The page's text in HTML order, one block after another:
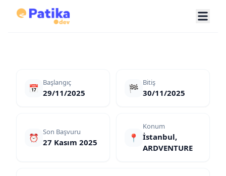
📅
Başlangıç
29/11/2025 🏁
Bitiş
30/11/2025
⏰
Son Başvuru
27 Kasım 2025 📍
Konum
İstanbul,
ARDVENTURE